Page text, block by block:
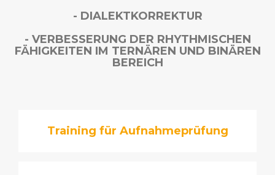
- DIALEKTKORREKTUR
- VERBESSERUNG DER RHYTHMISCHEN
FÄHIGKEITEN IM TERNÄREN UND BINÄREN
BEREICH
Training für Aufnahmeprüfung